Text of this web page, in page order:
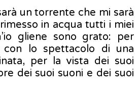
un torrente che mi sarà
in acqua tutti i miei
gliene sono grato: per
con lo spettacolo di una
per la vista dei suoi
dei suoi suoni e dei suoi